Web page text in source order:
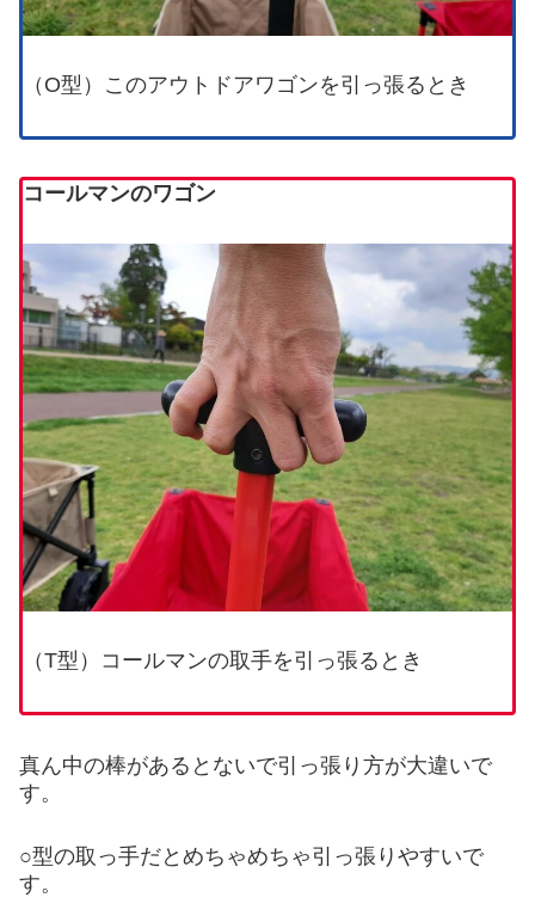
（O型）このアウトドアワゴンを引っ張るとき
コールマンのワゴン
（T型）コールマンの取手を引っ張るとき
真ん中の棒があるとないで引っ張り方が大違いで
す。
○型の取っ手だとめちゃめちゃ引っ張りやすいで
す。